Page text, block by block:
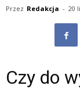
Przez Redakcja - 20
Czy do